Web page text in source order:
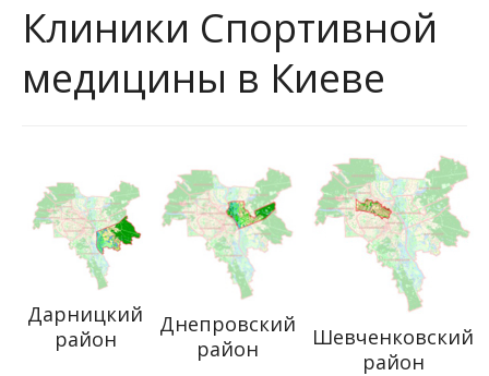
Клиники Спортивной
медицины в Киеве
Дарницкий
район
Днепровский
район
Шевченковский
район